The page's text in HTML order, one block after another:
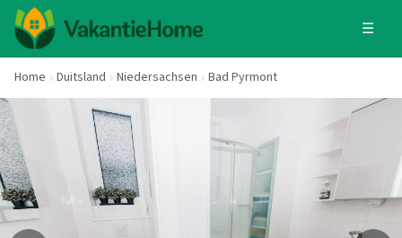
☰
Home Duitsland Niedersachsen Bad Pyrmont